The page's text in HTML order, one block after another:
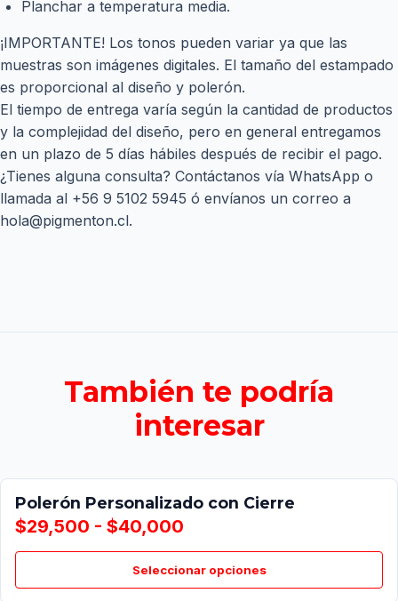
Planchar a temperatura media.
¡IMPORTANTE! Los tonos pueden variar ya que las
muestras son imágenes digitales. El tamaño del estampado
es proporcional al diseño y polerón.
El tiempo de entrega varía según la cantidad de productos
y la complejidad del diseño, pero en general entregamos
en un plazo de 5 días hábiles después de recibir el pago.
¿Tienes alguna consulta? Contáctanos vía WhatsApp o
llamada al +56 9 5102 5945 ó envíanos un correo a
hola@pigmenton.cl.
También te podría
interesar
Polerón Personalizado con Cierre
$29,500 - $40,000
Seleccionar opciones